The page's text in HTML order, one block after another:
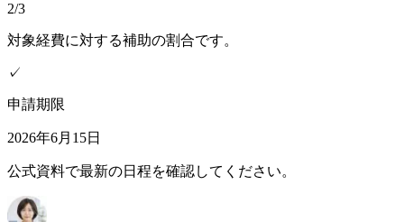
2/3
対象経費に対する補助の割合です。
✓
申請期限
2026年6月15日
公式資料で最新の日程を確認してください。